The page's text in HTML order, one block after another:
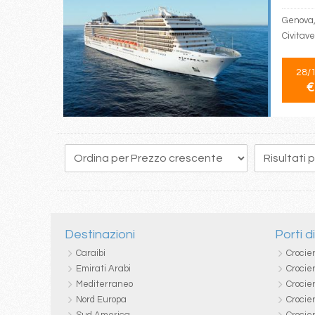
28/
16 17 18 19 21 22
Destinazioni
Caraibi
Emirati Arabi
Mediterraneo
Nord Europa
Porti